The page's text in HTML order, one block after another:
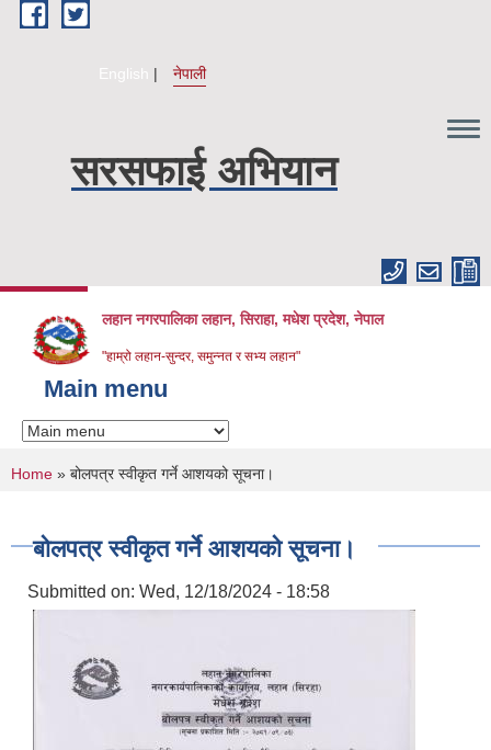
Skip to main content
English नेपाली
सरसफाई अभियान
लहान नगरपालिका लहान, सिराहा, मधेश प्रदेश, नेपाल
"हाम्रो लहान-सुन्दर, समुन्नत र सभ्य लहान"
Main menu
You are here
Home » बोलपत्र स्वीकृत गर्ने आशयको सूचना।
बोलपत्र स्वीकृत गर्ने आशयको सूचना।
Submitted on: Wed, 12/18/2024 - 18:58